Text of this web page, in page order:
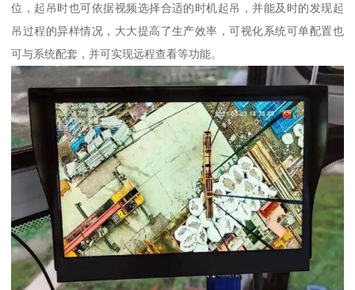
位，起吊时也可依据视频选择合适的时机起吊，并能及时的发现起
吊过程的异样情况，大大提高了生产效率，可视化系统可单配置也
可与系统配套，并可实现远程查看等功能。